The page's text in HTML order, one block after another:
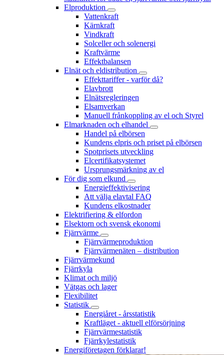
Elproduktion
Vattenkraft
Kärnkraft
Vindkraft
Solceller och solenergi
Kraftvärme
Effektbalansen
Elnät och eldistribution
Effekttariffer - varför då?
Elavbrott
Elnätsregleringen
Elsamverkan
Manuell frånkoppling av el och Styrel
Elmarknaden och elhandel
Handel på elbörsen
Kundens elpris och priset på elbörsen
Spotprisets utveckling
Elcertifikatsystemet
Ursprungsmärkning av el
För dig som elkund
Energieffektivisering
Att välja elavtal FAQ
Kundens elkostnader
Elektrifiering & elfordon
Elsektorn och svensk ekonomi
Fjärrvärme
Fjärrvärmeproduktion
Fjärrvärmenäten – distribution
Fjärrvärmekund
Fjärrkyla
Klimat och miljö
Vätgas och lager
Flexibilitet
Statistik
Energiåret - årsstatistik
Kraftläget - aktuell elförsörjning
Fjärrvärmestatistik
Fjärrkylestatistik
Energiföretagen förklarar!